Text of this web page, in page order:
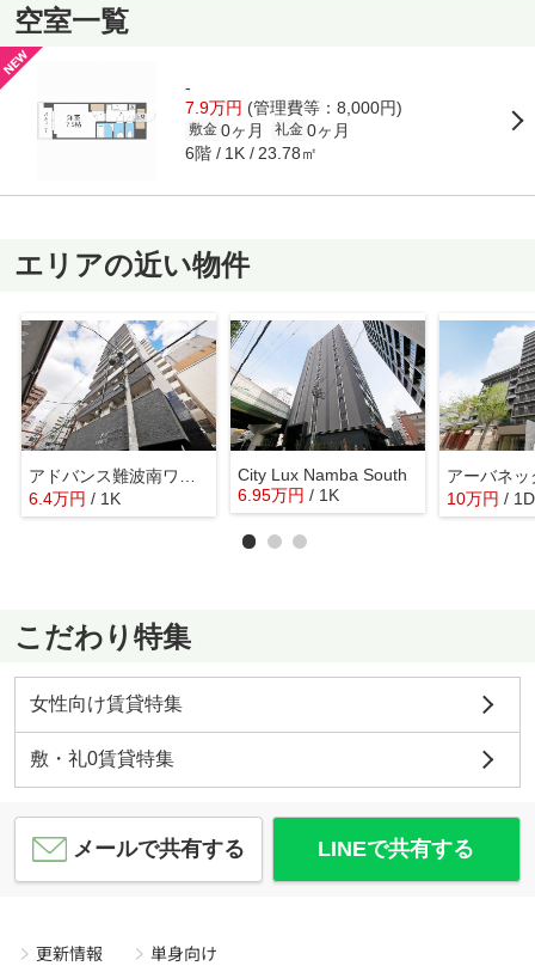
空室一覧
-
7.9万円 (管理費等：8,000円)
敷金 0ヶ月 礼金 0ヶ月
6階 1K 23.78㎡
エリアの近い物件
6.4万円 / 1K
City Lux Namba South
6.95万円 / 1K 10万円 /
こだわり特集
女性向け賃貸特集
敷・礼0賃貸特集
メールで共有する LINEで共有する
更新情報
単身向け